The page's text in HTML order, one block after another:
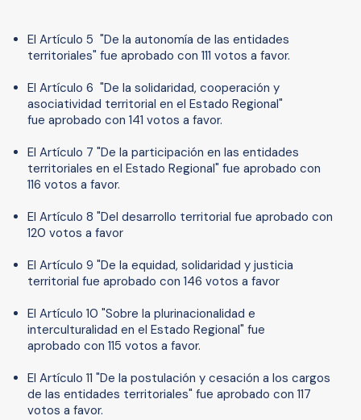
El Artículo 5 "De la autonomía de las entidades
territoriales" fue aprobado con 111 votos a favor.
El Artículo 6 "De la solidaridad, cooperación y
asociatividad territorial en el Estado Regional"
fue aprobado con 141 votos a favor.
El Artículo 7 "De la participación en las entidades
territoriales en el Estado Regional" fue aprobado con
116 votos a favor.
El Artículo 8 "Del desarrollo territorial fue aprobado con
120 votos a favor
El Artículo 9 "De la equidad, solidaridad y justicia
territorial fue aprobado con 146 votos a favor
El Artículo 10 "Sobre la plurinacionalidad e
interculturalidad en el Estado Regional" fue
aprobado con 115 votos a favor.
El Artículo 11 "De la postulación y cesación a los cargos
de las entidades territoriales" fue aprobado con 117
votos a favor.